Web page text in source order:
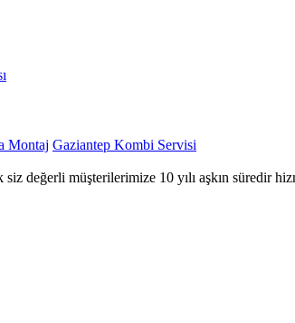
Montaj Gaziantep Kombi Servisi
değerli müşterilerimize 10 yılı aşkın süredir